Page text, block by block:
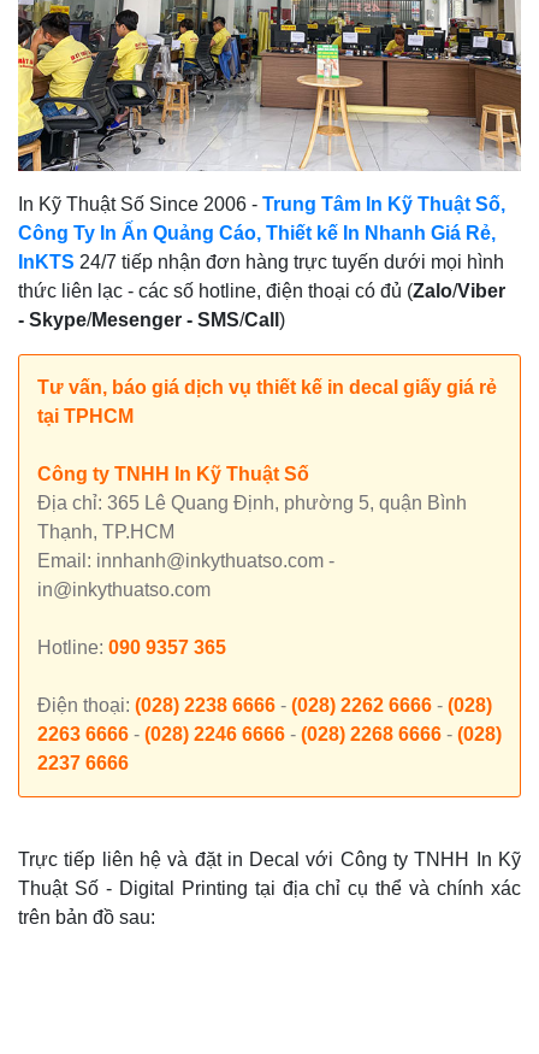
In Kỹ Thuật Số Since 2006 - Trung Tâm In Kỹ Thuật Số,
Công Ty In Ấn Quảng Cáo, Thiết kế In Nhanh Giá Rẻ,
InKTS 24/7 tiếp nhận đơn hàng trực tuyến dưới mọi hình
thức liên lạc - các số hotline, điện thoại có đủ (Zalo/Viber
- Skype/Mesenger - SMS/Call )
Tư vấn, báo giá dịch vụ thiết kế in decal giấy giá rẻ
tại TPHCM
Công ty TNHH In Kỹ Thuật Số
Địa chỉ: 365 Lê Quang Định, phường 5, quận Bình
Thạnh, TP.HCM
Email: innhanh@inkythuatso.com -
in@inkythuatso.com
Hotline: 090 9357 365
Điện thoại: (028) 2238 6666 - (028) 2262 6666 - (028)
2263 6666 - (028) 2246 6666 - (028) 2268 6666 - (028)
2237 6666
Trực tiếp liên hệ và đặt in Decal với Công ty TNHH In Kỹ
Thuật Số - Digital Printing tại địa chỉ cụ thể và chính xác
trên bản đồ sau: